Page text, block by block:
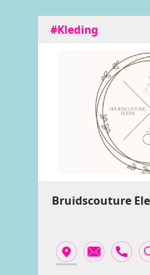
#Kleding
Bruidscouture